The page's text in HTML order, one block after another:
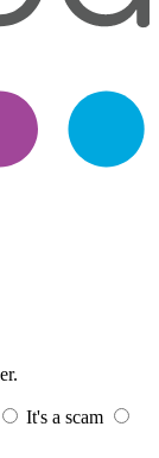
It's a scam